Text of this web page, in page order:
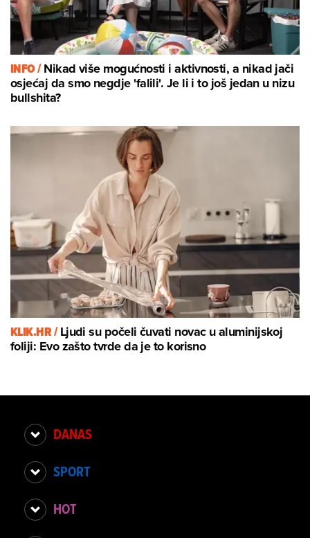
INFO /Nikad više mogućnosti i aktivnosti, a nikad jači
osjećaj da smo negdje 'falili'. Je li i to još jedan u nizu
bullshita?
KLIK.HR /Ljudi su počeli čuvati novac u aluminijskoj
foliji: Evo zašto tvrde da je to korisno
DANAS
SPORT
HOT